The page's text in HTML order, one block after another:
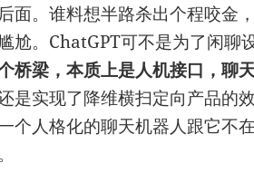
面。谁料想半路杀出个程咬金
尬。ChatGPT可不是为了闲聊
桥梁，本质上是人机接口，聊
是实现了降维横扫定向产品的
个人格化的聊天机器人跟它不